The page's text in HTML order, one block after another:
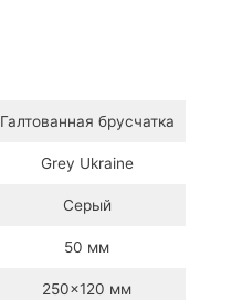
Галтованная брусчатка
Grey Ukraine
Серый
50 мм
250×120 мм